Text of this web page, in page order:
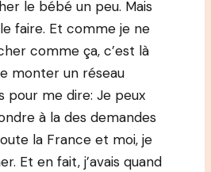
le bébé un peu. Mais
le faire. Et comme je ne
comme ça, c’est là
monter un réseau
pour me dire: Je peux
à la des demandes
la France et moi, je
Et en fait, j’avais quand